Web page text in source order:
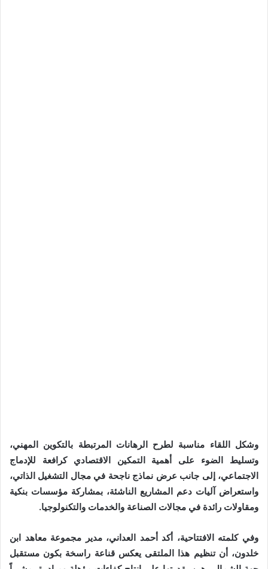
وشكل اللقاء مناسبة لطرح الرهانات المرتبطة بالتكوين المهني،
وتسليط الضوء على أهمية التمكين الاقتصادي كرافعة للإدماج
الاجتماعي، إلى جانب عرض نماذج ناجحة في مجال التشغيل الذاتي،
واستعراض آليات دعم المشاريع الناشئة، بمشاركة مؤسسات بنكية
ومقاولات رائدة في مجالات الصناعة والخدمات والتكنولوجيا.
وفي كلمته الافتتاحية، أكد أحمد العداني، مدير مجموعة معاهد ابن
خلدون، أن تنظيم هذا الملتقى يعكس قناعة راسخة بكون مستقبل